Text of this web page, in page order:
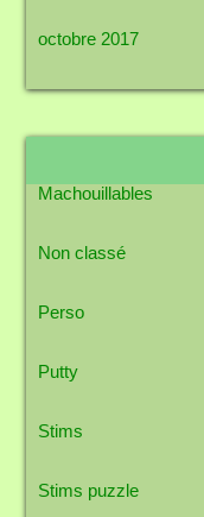
octobre 2017
Machouillables
Non classé
Perso
Putty
Stims
Stims puzzle